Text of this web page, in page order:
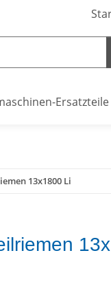
Ersatzteile
13x1800 Li